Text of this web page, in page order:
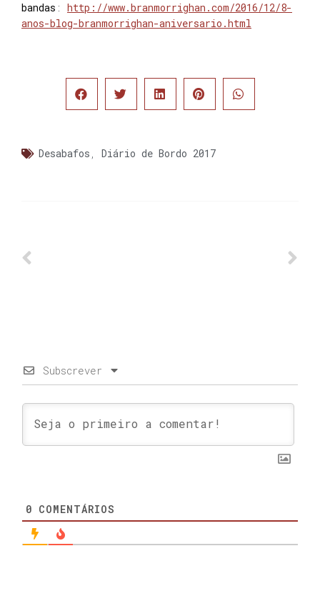
bandas : http://www.branmorrighan.com/2016/12/8-
anos-blog-branmorrighan-aniversario.html
Desabafos , Diário de Bordo 2017
Subscrever
0 COMENTÁRIOS